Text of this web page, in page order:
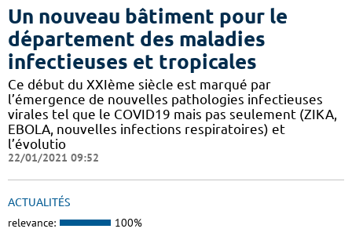
Un nouveau bâtiment pour le
département des maladies
infectieuses et tropicales
Ce début du XXIème siècle est marqué par
l’émergence de nouvelles pathologies infectieuses
virales tel que le COVID19 mais pas seulement (ZIKA,
EBOLA, nouvelles infections respiratoires) et
l’évolutio
22/01/2021 09:52
ACTUALITÉS
relevance: 100%